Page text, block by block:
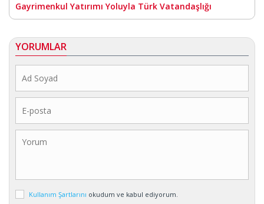
Gayrimenkul Yatırımı Yoluyla Türk Vatandaşlığı
YORUMLAR
Kullanım Şartlarını okudum ve kabul ediyorum.